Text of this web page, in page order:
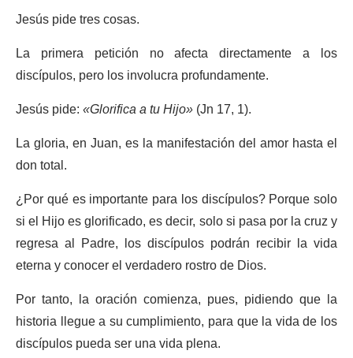
Jesús pide tres cosas.
La primera petición no afecta directamente a los
discípulos, pero los involucra profundamente.
Jesús pide:«Glorifica a tu Hijo»(Jn 17, 1).
La gloria, en Juan, es la manifestación del amor hasta el
don total.
¿Por qué es importante para los discípulos? Porque solo
si el Hijo es glorificado, es decir, solo si pasa por la cruz y
regresa al Padre, los discípulos podrán recibir la vida
eterna y conocer el verdadero rostro de Dios.
Por tanto, la oración comienza, pues, pidiendo que la
historia llegue a su cumplimiento, para que la vida de los
discípulos pueda ser una vida plena.